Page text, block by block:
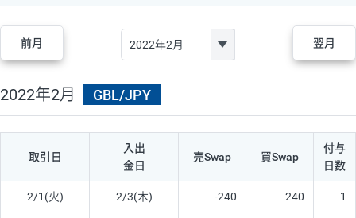
前月 翌月
2022年2月 GBL/JPY
取引日
入出
金日
売Swap 買Swap
付与
日数
2/1(火) 2/3(木) -240 240 1